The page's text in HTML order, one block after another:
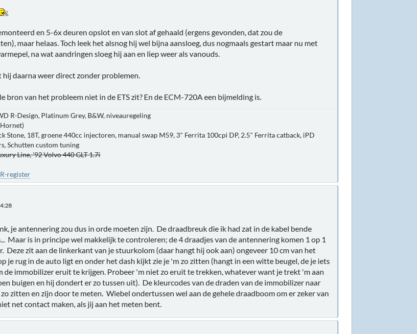
en 5-6x deuren opslot en van slot af gehaald (ergens gevonden, dat zou de
maar helaas. Toch leek het alsnog hij wel bijna aansloeg, dus nogmaals gestart maar nu met
na wat aandringen sloeg hij aan en liep weer als vanouds.
daarna weer direct zonder problemen.
bron van het probleem niet in de ETS zit? En de ECM-720A een bijmelding is.
R-Design, Platinum Grey, B&W, niveauregeling
Stone, 18T, groene 440cc injectoren, manual swap M59, 3" Ferrita 100cpi DP, 2.5" Ferrita catback, iPD
Schutten custom tuning
Line, '92 Volvo 440 GLT 1.7i
register
je antennering zou dus in orde moeten zijn. De draadbreuk die ik had zat in de kabel bende
Maar is in principe wel makkelijk te controleren; de 4 draadjes van de antennering komen 1 op 1
Deze zit aan de linkerkant van je stuurkolom (daar hangt hij ook aan) ongeveer 10 cm van het
je rug in de auto ligt en onder het dash kijkt zie je 'm zo zitten (hangt in een witte beugel, de je iets
de immobilizer eruit te krijgen. Probeer 'm niet zo eruit te trekken, whatever want je trekt 'm aan
buigen en hij dondert er zo tussen uit). De kleurcodes van de draden van de immobilizer naar
zitten en zijn door te meten. Wiebel ondertussen wel aan de gehele draadboom om er zeker van
net contact maken, als jij aan het meten bent.